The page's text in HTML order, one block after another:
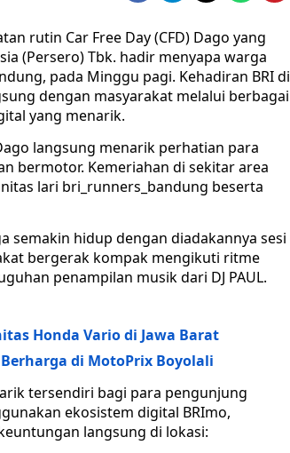
rutin Car Free Day (CFD) Dago yang
(Persero) Tbk. hadir menyapa warga
pada Minggu pagi. Kehadiran BRI di
dengan masyarakat melalui berbagai
yang menarik.
langsung menarik perhatian para
bermotor. Kemeriahan di sekitar area
lari bri_runners_bandung beserta
semakin hidup dengan diadakannya sesi
bergerak kompak mengikuti ritme
penampilan musik dari DJ PAUL.
Honda Vario di Jawa Barat
di MotoPrix Boyolali
tersendiri bagi para pengunjung
ekosistem digital BRImo,
langsung di lokasi: